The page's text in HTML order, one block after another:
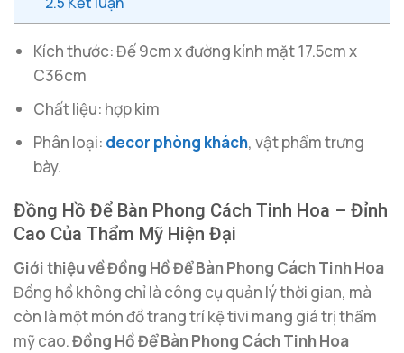
Kích thước: Đế 9cm x đường kính mặt 17.5cm x
C36cm
Chất liệu: hợp kim
Phân loại: decor phòng khách, vật phẩm trưng
bày.
Đồng Hồ Để Bàn Phong Cách Tinh Hoa – Đỉnh
Cao Của Thẩm Mỹ Hiện Đại
Giới thiệu về Đồng Hồ Để Bàn Phong Cách Tinh Hoa
Đồng hồ không chỉ là công cụ quản lý thời gian, mà
còn là một món đồ trang trí kệ tivi mang giá trị thẩm
mỹ cao.Đồng Hồ Để Bàn Phong Cách Tinh Hoa